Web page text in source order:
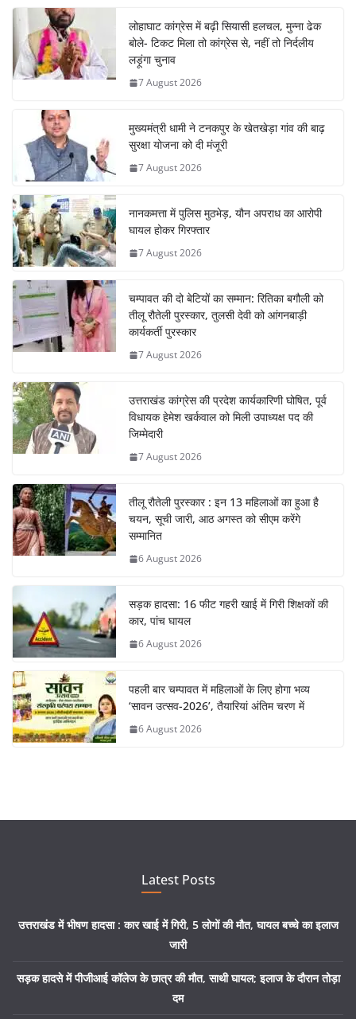
लोहाघाट कांग्रेस में बढ़ी सियासी हलचल, मुन्ना ढेक
बोले- टिकट मिला तो कांग्रेस से, नहीं तो निर्दलीय
लड़ूंगा चुनाव
7 August 2026
मुख्यमंत्री धामी ने टनकपुर के खेतखेड़ा गांव की बाढ़
सुरक्षा योजना को दी मंजूरी
7 August 2026
नानकमत्ता में पुलिस मुठभेड़, यौन अपराध का आरोपी
घायल होकर गिरफ्तार
7 August 2026
चम्पावत की दो बेटियों का सम्मान: रितिका बगौली को
तीलू रौतेली पुरस्कार, तुलसी देवी को आंगनबाड़ी
कार्यकर्ती पुरस्कार
7 August 2026
उत्तराखंड कांग्रेस की प्रदेश कार्यकारिणी घोषित, पूर्व
विधायक हेमेश खर्कवाल को मिली उपाध्यक्ष पद की
जिम्मेदारी
7 August 2026
तीलू रौतेली पुरस्कार : इन 13 महिलाओं का हुआ है
चयन, सूची जारी, आठ अगस्त को सीएम करेंगे
सम्मानित
6 August 2026
सड़क हादसा: 16 फीट गहरी खाई में गिरी शिक्षकों की
कार, पांच घायल
6 August 2026
पहली बार चम्पावत में महिलाओं के लिए होगा भव्य
‘सावन उत्सव-2026’, तैयारियां अंतिम चरण में
6 August 2026
Latest Posts
उत्तराखंड में भीषण हादसा : कार खाई में गिरी, 5 लोगों की मौत, घायल बच्चे का इलाज
जारी
सड़क हादसे में पीजीआई कॉलेज के छात्र की मौत, साथी घायल; इलाज के दौरान तोड़ा
दम